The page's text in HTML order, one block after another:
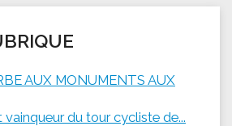
AUX MONUMENTS AUX
du tour cycliste de...